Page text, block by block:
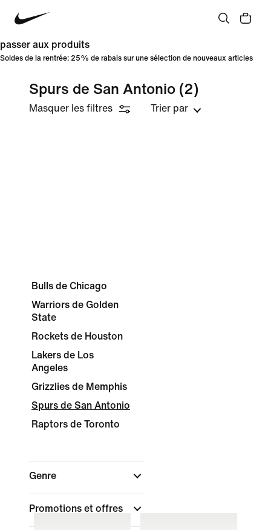
passer aux produits
Soldes de la rentrée: 25% de rabais sur une sélection de nouveaux articles
Spurs de San Antonio (2)
Masquer les filtres Trier par
Bulls de Chicago
Warriors de Golden
State
Rockets de Houston
Lakers de Los
Angeles
Grizzlies de Memphis
Spurs de San Antonio
Raptors de Toronto
Genre
Promotions et offres